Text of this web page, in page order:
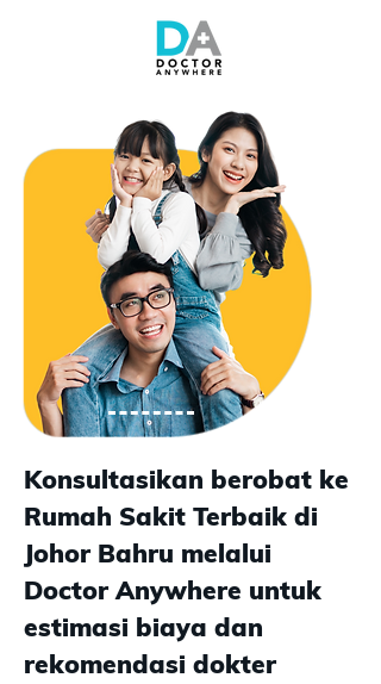
Konsultasikan berobat ke
Rumah Sakit Terbaik di
Johor Bahru melalui
Doctor Anywhere untuk
estimasi biaya dan
rekomendasi dokter